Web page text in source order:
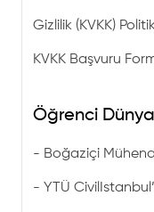
Gizlilik (KVKK)
KVKK Başvuru
Öğrenci
- Boğaziçi
- YTÜ